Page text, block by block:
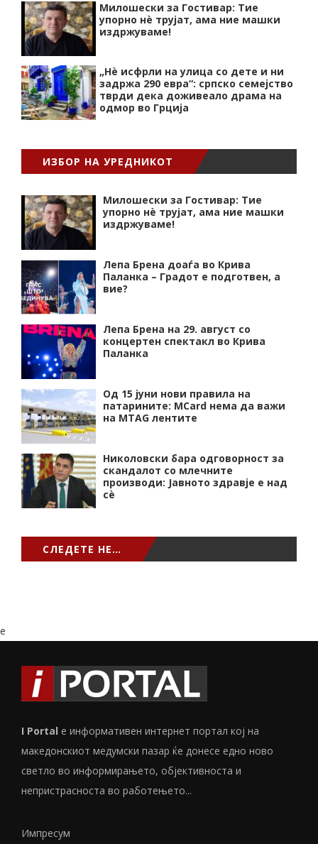
Милошески за Гостивар: Тие
упорно нѐ трујат, ама ние машки
издржуваме!
„Нѐ исфрли на улица со дете и ни
задржа 290 евра“: српско семејство
тврди дека доживеало драма на
одмор во Грција
ИЗБОР НА УРЕДНИКОТ
Милошески за Гостивар: Тие
упорно нѐ трујат, ама ние машки
издржуваме!
Лепа Брена доаѓа во Крива
Паланка – Градот е подготвен, а
вие?
Лепа Брена на 29. август со
концертен спектакл во Крива
Паланка
Од 15 јуни нови правила на
патарините: MCard нема да важи
на MTAG лентите
Николовски бара одговорност за
скандалот со млечните
производи: Јавното здравје е над
сѐ
СЛЕДЕТЕ НЕ…
e
I Portal е информативен интернет портал кој на
македонскиот медумски пазар ќе донесе едно ново
светло во информирањето, објективноста и
непристрасноста во работењето...
Импресум